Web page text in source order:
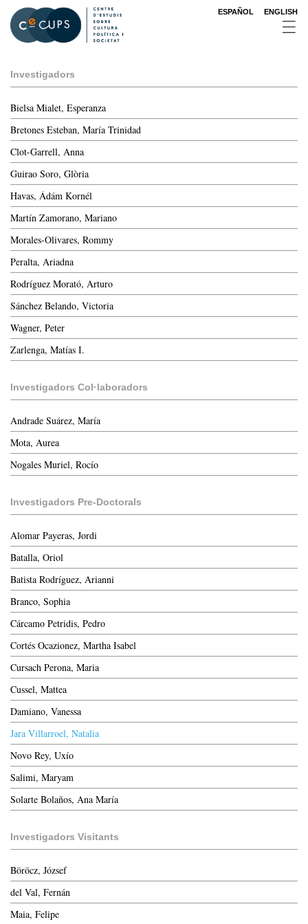
contingut
ESPAÑOL ENGLISH
Investigadors
Bielsa Mialet, Esperanza
Bretones Esteban, María Trinidad
Clot-Garrell, Anna
Guirao Soro, Glòria
Havas, Ádám Kornél
Martín Zamorano, Mariano
Morales-Olivares, Rommy
Peralta, Ariadna
Rodríguez Morató, Arturo
Sánchez Belando, Victoria
Wagner, Peter
Zarlenga, Matías I.
Investigadors Col·laboradors
Andrade Suárez, María
Mota, Aurea
Nogales Muriel, Rocío
Investigadors Pre-Doctorals
Alomar Payeras, Jordi
Batalla, Oriol
Batista Rodríguez, Arianni
Branco, Sophia
Cárcamo Petridis, Pedro
Cortés Ocazionez, Martha Isabel
Cursach Perona, Maria
Cussel, Mattea
Damiano, Vanessa
Jara Villarroel, Natalia
Novo Rey, Uxío
Salimi, Maryam
Solarte Bolaños, Ana María
Investigadors Visitants
Böröcz, József
del Val, Fernán
Maia, Felipe